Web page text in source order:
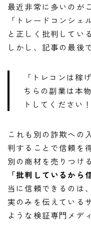
最近非常に多いのが
「トレードコンシェ
と正しく批判してい
しかし、記事の最後
「トレコンは稼
ちらの副業は本
トしてください！
これも別の詐欺への
判することで信頼を
別の商材を売りつけ
「批判しているから
当に信頼できるのは
実のみを伝えている
ような検証専門メデ